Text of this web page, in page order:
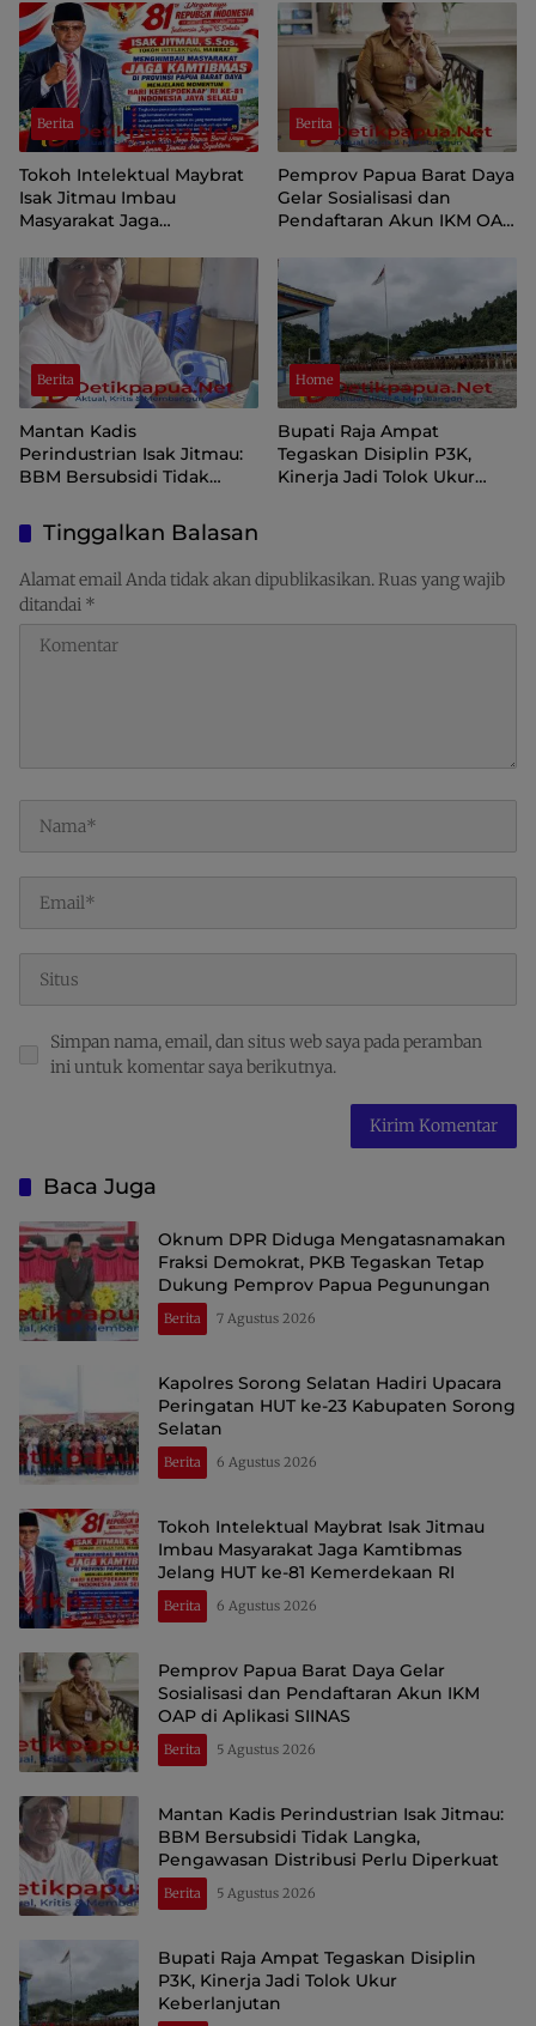
Papua Pegunungan
Berita
Tokoh Intelektual Maybrat
Isak Jitmau Imbau
Masyarakat Jaga
81 Kemerdekaan RI
Berita
Pemprov Papua Barat Daya
Gelar Sosialisasi dan
Pendaftaran Akun IKM OAP
Berita
Mantan Kadis
Perindustrian Isak Jitmau:
BBM Bersubsidi Tidak
Distribusi Perlu Diperkuat
Home
Bupati Raja Ampat
Tegaskan Disiplin P3K,
Kinerja Jadi Tolok Ukur
Tinggalkan Balasan
Alamat email Anda tidak akan dipublikasikan.Ruas yang wajib
ditandai *
Simpan nama, email, dan situs web saya pada peramban
ini untuk komentar saya berikutnya.
Baca Juga
Oknum DPR Diduga Mengatasnamakan
Fraksi Demokrat, PKB Tegaskan Tetap
Dukung Pemprov Papua Pegunungan
Berita 7 Agustus 2026
Kapolres Sorong Selatan Hadiri Upacara
Peringatan HUT ke-23 Kabupaten Sorong
Selatan
Berita 6 Agustus 2026
Tokoh Intelektual Maybrat Isak Jitmau
Imbau Masyarakat Jaga Kamtibmas
Jelang HUT ke-81 Kemerdekaan RI
Berita 6 Agustus 2026
Pemprov Papua Barat Daya Gelar
Sosialisasi dan Pendaftaran Akun IKM
OAP di Aplikasi SIINAS
Berita 5 Agustus 2026
Mantan Kadis Perindustrian Isak Jitmau:
BBM Bersubsidi Tidak Langka,
Pengawasan Distribusi Perlu Diperkuat
Berita 5 Agustus 2026
Bupati Raja Ampat Tegaskan Disiplin
P3K, Kinerja Jadi Tolok Ukur
Keberlanjutan